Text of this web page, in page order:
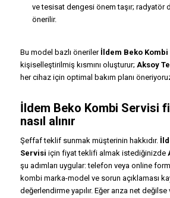
ve tesisat dengesi önem taşır; radyatör
önerilir.
Bu model bazlı öneriler İldem Beko
kişiselleştirilmiş kısmını oluşturur; Aksoy
her cihaz için optimal bakım planı
İldem Beko Kombi Servisi
nasıl alınır
Şeffaf teklif sunmak müşterinin hakkıdır.
Servisi için fiyat teklifi almak istediğinizde
şu adımları uygular: telefon veya online form
kombi marka-model ve sorun açıklaması
değerlendirme yapılır. Eğer arıza net